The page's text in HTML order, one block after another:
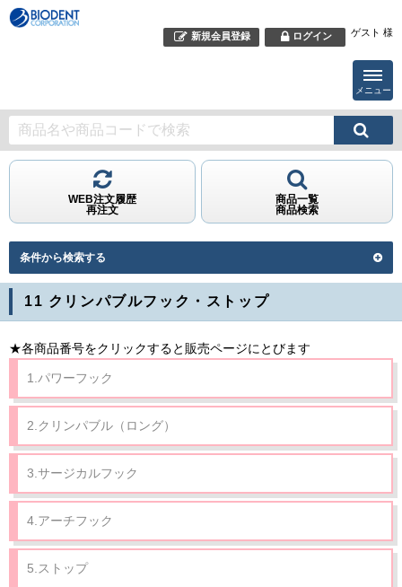
新規会員登録 ログイン ゲスト 様
メニュー
WEB注文履歴
再注文
商品一覧
商品検索
条件から検索する
11 クリンパブルフック・ストップ
★各商品番号をクリックすると販売ページにとびます
1.パワーフック
2.クリンパブル（ロング）
3.サージカルフック
4.アーチフック
5.ストップ